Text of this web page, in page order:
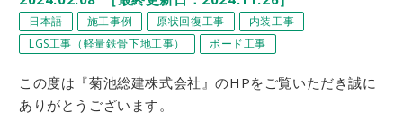
日本語 施工事例 原状回復工事
内装工事
LGS工事（軽量鉄骨下地工事）
ボード工事
この度は『菊池総建株式会社』のHPをご覧いただき誠に
ありがとうございます。